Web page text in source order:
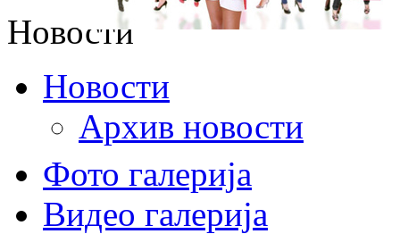
Новости
Новости
Архив новости
Фото галерија
Видео галерија